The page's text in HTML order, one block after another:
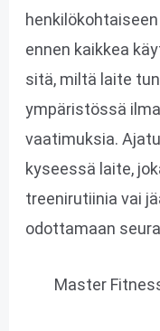
ennen kaikkea
sitä, miltä laite
ympäristössä
vaatimuksia.
kyseessä laite,
treenirutiinia vai
odottamaan
Master